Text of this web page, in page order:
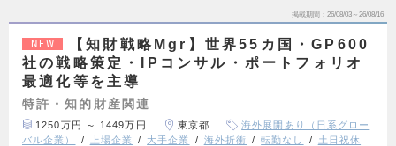
掲載期間 26/08/03～26/08/16
NEW
【知財戦略Mgr】世界55カ国・GP600
社の戦略策定・IPコンサル・ポートフォリオ
最適化等を主導
特許・知的財産関連
1250万円 ～ 1449万円 東京都
海外展開あり（日系グロー
バル企業）
上場企業 大手企業 海外折衝 転勤なし
土日祝休